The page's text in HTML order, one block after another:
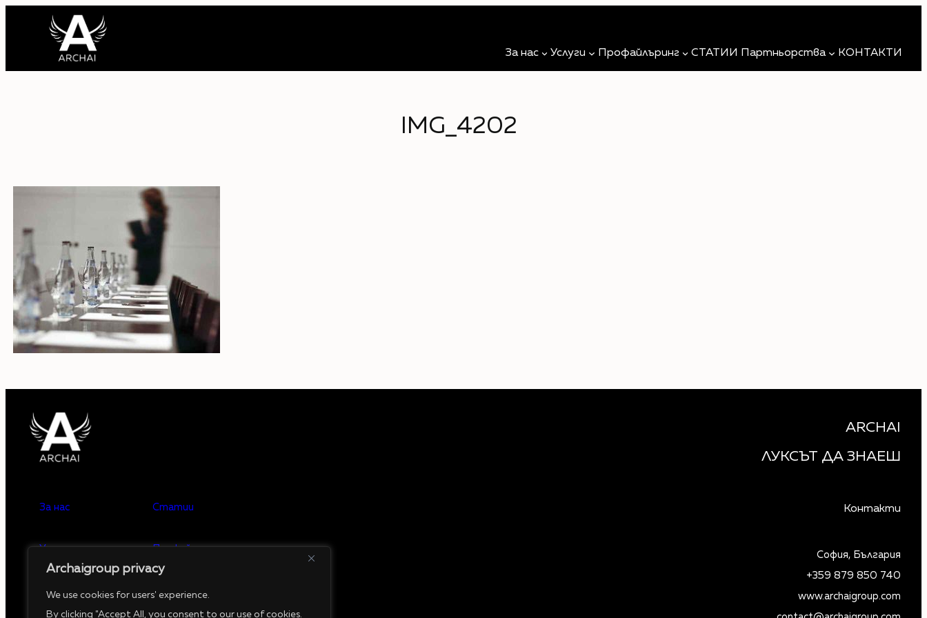
Archaigroup privacy
We use cookies for users' experience.
By clicking "Accept All, you consent to our use of cookies.
За нас Услуги Профайлъринг СТАТИИ Партньорства КОНТАКТИ
IMG_4202
ARCHAI
ЛУКСЪТ ДА ЗНАЕШ
За нас
Услуги
Предстоящи събития
Статии
Профайлъринг
Минали събития
Контакти
София, България
+359 879 850 740
www.archaigroup.com